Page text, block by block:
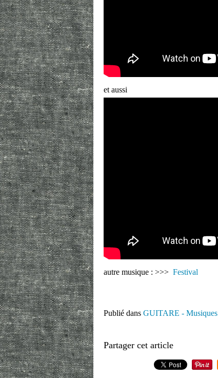
et aussi
autre musique : >>> Festival
Publié dans GUITARE - Musiques
Partager cet article